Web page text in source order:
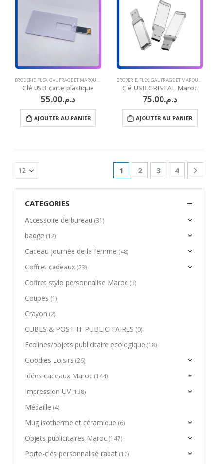
BRODERIE, FLEX,GAUFRAGE ET MARQUAGE À CHAUD ,GRAVURE LASER,IDÉES CADEAUX
Clé USB carte plastique
د.م.55.00
AJOUTER AU PANIER
BRODERIE, FLEX,GAUFRAGE ET MARQUAGE À CHAUD
Clé USB CRISTAL Maroc
د.م.75.00
AJOUTER AU PANIER
1 2 3 4
CATEGORIES
Accessoire de bureau (31)
badge (12)
Cadeau journée de la femme (48)
Coffret cadeaux (23)
Coffret stylo personnalise Maroc (3)
Coupes (1)
Crayon (2)
CUBES & POST-IT PUBLICITAIRES (0)
Ecolines/objets publicitaire ecologique (18)
Goodies Loisirs (26)
Idées cadeaux Maroc (144)
Impression UV (138)
Médaille (4)
Mug isotherme et céramique (6)
Objets publicitaires Maroc (147)
Porte-clés personnalisé rabat (10)